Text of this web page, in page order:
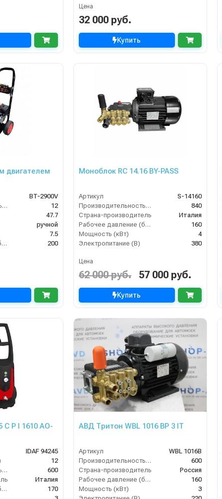
Цена
32 000 руб.
Купить
двигателем
BT-2900V
Производительность (л/мин)
12
47.7
ручной
7.5
Рабочее давление (бар)
200
Моноблок RC 14.16 BY-PASS
Артикул
S-14160
Производительность (л/ч)
840
Страна-производитель
Италия
Рабочее давление (бар)
160
Мощность (кВт)
4
Электропитание (В)
380
Цена
62 000 руб. 57 000 руб.
Купить
P I 1610 AO-
IDAF 94245
12
Производительность (л/ч)
600
Италия
Рабочее давление (бар)
170
АВД Тритон WBL 1016 BP 3 IT
Артикул
WBL 1016B
Производительность (л/ч)
600
Страна-производитель
Россия
Рабочее давление (бар)
160
Мощность (кВт)
3